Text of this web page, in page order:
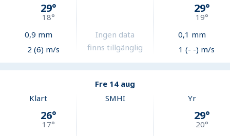
29°
18°
0,9 mm
2 (6) m/s
Ingen data
finns tillgänglig
29°
19°
0,1 mm
1 (- -) m/s
Fre 14 aug
Klart
26°
17°
SMHI Yr
29°
20°